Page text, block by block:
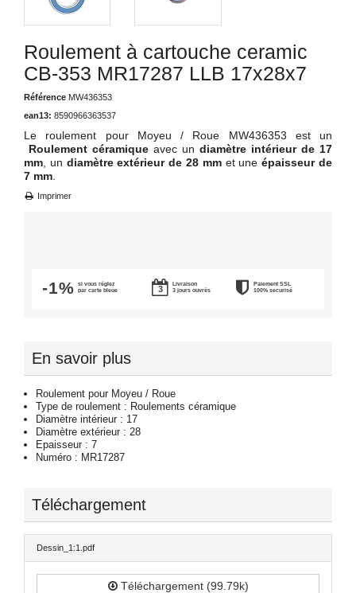
Roulement à cartouche ceramic
CB-353 MR17287 LLB 17x28x7
Référence MW436353
ean13: 8590966363537
Le roulement pour Moyeu / Roue MW436353 est un
Roulement céramique avec un diamètre intérieur de 17
mm , un diamètre extérieur de 28 mmet uneépaisseur de
7 mm
Imprimer
-1%
si vous réglez
par carte bleue
Livraison
3 jours ouvrés
Paiement SSL
100% securisé
En savoir plus
Roulement pour Moyeu / Roue
Type de roulement : Roulements céramique
Diamètre intérieur : 17
Diamètre extérieur : 28
Epaisseur : 7
Numéro : MR17287
Téléchargement
Dessin_1:1.pdf
Téléchargement (99.79k)